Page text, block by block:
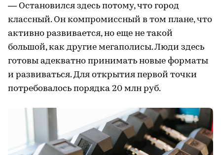
— Остановился здесь потому, что город
классный. Он компромиссный в том плане, что
активно развивается, но еще не такой
большой, как другие мегаполисы. Люди здесь
готовы адекватно принимать новые форматы
и развиваться. Для открытия первой точки
потребовалось порядка 20 млн руб.